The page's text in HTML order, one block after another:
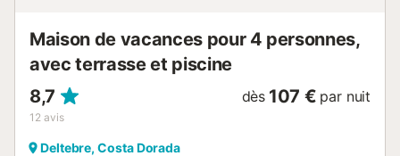
Maison de vacances pour 4 personnes,
avec terrasse et piscine
8,7
12 avis
dès 107 € par nuit
Deltebre, Costa Dorada